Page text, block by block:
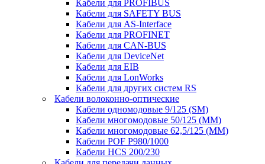
Кабели для PROFIBUS
Кабели для SAFETY BUS
Кабели для AS-Interface
Кабели для PROFINET
Кабели для CAN-BUS
Кабели для DeviceNet
Кабели для EIB
Кабели для LonWorks
Кабели для других систем RS
Кабели волоконно-оптические
Кабели одномодовые 9/125 (SM)
Кабели многомодовые 50/125 (ММ)
Кабели многомодовые 62,5/125 (ММ)
Кабели POF P980/1000
Кабели HCS 200/230